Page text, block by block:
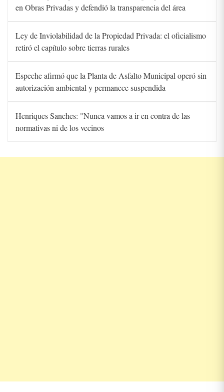
en Obras Privadas y defendió la transparencia del área
Ley de Inviolabilidad de la Propiedad Privada: el oficialismo
retiró el capítulo sobre tierras rurales
Espeche afirmó que la Planta de Asfalto Municipal operó sin
autorización ambiental y permanece suspendida
Henriques Sanches: "Nunca vamos a ir en contra de las
normativas ni de los vecinos